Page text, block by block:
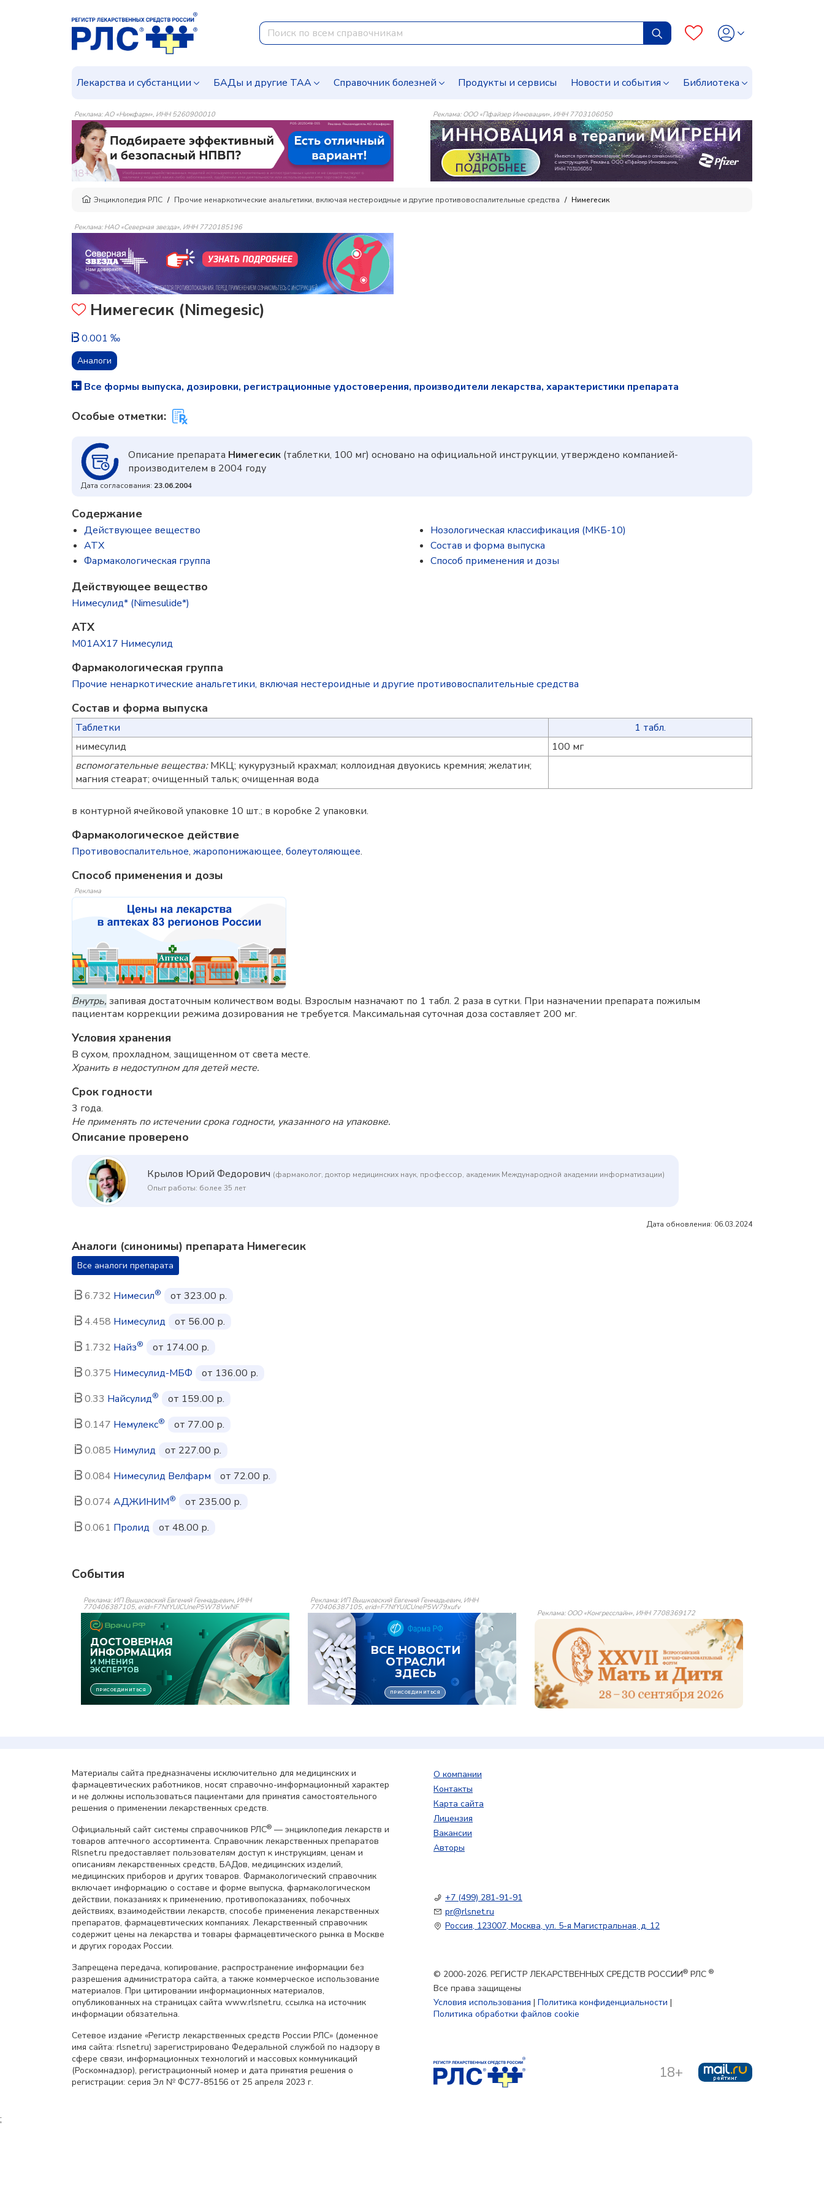
Лекарства и субстанции БАДы и другие ТАА Справочник болезней Продукты и сервисы Новости и события Библиотека
Реклама: АО «Нижфарм», ИНН 5260900010 Реклама: ООО «Пфайзер Инновации», ИНН 7703106050
Энциклопедия РЛС Прочие ненаркотические анальгетики, включая нестероидные и другие противовоспалительные средства Нимегесик
Реклама: НАО «Северная звезда», ИНН 7720185196
Нимегесик (Nimegesic)
0.001 ‰
Аналоги
Все формы выпуска, дозировки, регистрационные удостоверения, производители лекарства, характеристики препарата
Особые отметки:
Описание препарата Нимегесик (таблетки, 100 мг) основано на официальной инструкции, утверждено компанией-
производителем в 2004 году
Дата согласования: 23.06.2004
Содержание
Действующее вещество
ATX
Фармакологическая группа
Нозологическая классификация (МКБ-10)
Состав и форма выпускa
Способ применения и дозы
Действующее вещество
Нимесулид* (Nimesulide*)
ATX
M01AX17 Нимесулид
Фармакологическая группа
Прочие ненаркотические анальгетики, включая нестероидные и другие противовоспалительные средства
Состав и форма выпускa
Таблетки
1 табл.
нимесулид
100 мг
вспомогательные вещества:МКЦ; кукурузный крахмал; коллоидная двуокись кремния; желатин;
магния стеарат; очищенный тальк; очищенная вода
в контурной ячейковой упаковке 10 шт.; в коробке 2 упаковки.
Фармакологическое действие
Противовоспалительное, жаропонижающее, болеутоляющее.
Способ применения и дозы
Реклама
Внутрь, запивая достаточным количеством воды. Взрослым назначают по 1 табл. 2 раза в сутки. При назначении препарата пожилым
пациентам коррекции режима дозирования не требуется. Максимальная суточная доза составляет 200 мг.
Условия хранения
В сухом, прохладном, защищенном от света месте.
Хранить в недоступном для детей месте.
Срок годности
3 года.
Не применять по истечении срока годности, указанного на упаковке.
Описание проверено
Крылов Юрий Федорович (фармаколог, доктор медицинских наук, профессор, академик Международной академии информатизации)
Опыт работы: более 35 лет
Дата обновления: 06.03.2024
Аналоги (синонимы) препарата Нимегесик
Все аналоги препарата
6.732 Нимесил®
от 323.00 р.
4.458 Нимесулид
от 56.00 р.
1.732 Найз®
от 174.00 р.
0.375 Нимесулид-МБФ
от 136.00 р.
0.33 Найсулид®
от 159.00 р.
0.147 Немулекс®
от 77.00 р.
0.085 Нимулид
от 227.00 р.
0.084 Нимесулид Велфарм
от 72.00 р.
0.074 АДЖИНИМ®
от 235.00 р.
0.061 Пролид от 48.00 р.
События
Реклама: ИП Вышковский Евгений Геннадьевич, ИНН
770406387105, erid=F7NfYUJCUneP5W78VwNF
Реклама: ИП Вышковский Евгений Геннадьевич, ИНН
770406387105, erid=F7NfYUJCUneP5W79xufv
Реклама: ООО «Конгресслайн», ИНН 7708369172
Материалы сайта предназначены исключительно для медицинских и
фармацевтических работников, носят справочно-информационный характер
и не должны использоваться пациентами для принятия самостоятельного
решения о применении лекарственных средств.
Официальный сайт системы справочников РЛС® — энциклопедия лекарств и
товаров аптечного ассортимента. Справочник лекарственных препаратов
Rlsnet.ru предоставляет пользователям доступ к инструкциям, ценам и
описаниям лекарственных средств, БАДов, медицинских изделий,
медицинских приборов и других товаров. Фармакологический справочник
включает информацию о составе и форме выпуска, фармакологическом
действии, показаниях к применению, противопоказаниях, побочных
действиях, взаимодействии лекарств, способе применения лекарственных
препаратов, фармацевтических компаниях. Лекарственный справочник
содержит цены на лекарства и товары фармацевтического рынка в Москве
и других городах России.
Запрещена передача, копирование, распространение информации без
разрешения администратора сайта, а также коммерческое использование
материалов. При цитировании информационных материалов,
опубликованных на страницах сайта www.rlsnet.ru, ссылка на источник
информации обязательна.
Сетевое издание «Регистр лекарственных средств России РЛС» (доменное
имя сайта: rlsnet.ru) зарегистрировано Федеральной службой по надзору в
сфере связи, информационных технологий и массовых коммуникаций
(Роскомнадзор), регистрационный номер и дата принятия решения о
регистрации: серия Эл № ФС77-85156 от 25 апреля 2023 г.
О компании
Контакты
Карта сайта
Лицензия
Вакансии
Авторы
+7 (499) 281-91-91
pr@rlsnet.ru
Россия, 123007, Москва, ул. 5-я Магистральная, д. 12
© 2000-2026. РЕГИСТР ЛЕКАРСТВЕННЫХ СРЕДСТВ РОССИИ® РЛС ®
Все права защищены
Условия использования | Политика конфиденциальности |
Политика обработки файлов cookie
18+
;